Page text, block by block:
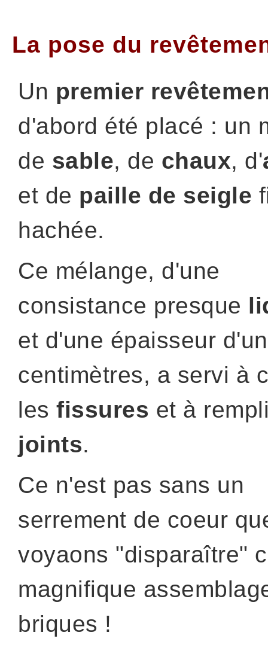
La pose du
Un premier
d'abord été placé : un
de sable, de chaux, d'
et de paille de seigle
hachée.
Ce mélange, d'une
consistance presque
et d'une épaisseur
centimètres, a servi à
les fissures et à
joints.
Ce n'est pas sans un
serrement de coeur
voyaons "disparaître"
magnifique
briques !